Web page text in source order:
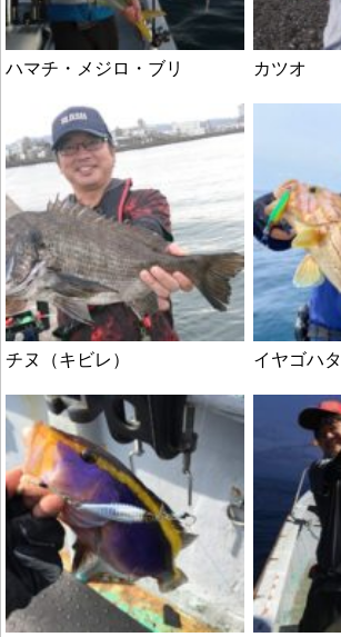
ハマチ・メジロ・ブリ カツオ
チヌ（キビレ） イヤゴハタ